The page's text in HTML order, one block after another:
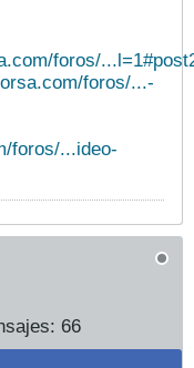
foros/
foros/...-
foros/...ideo-
66